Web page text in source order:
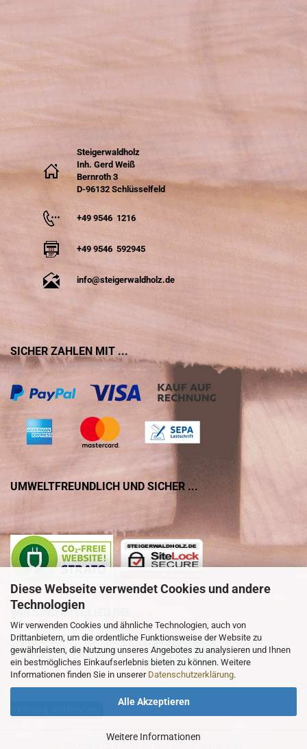
Diese Webseite verwendet Cookies und andere
Technologien
Wir verwenden Cookies und ähnliche Technologien, auch von
Drittanbietern, um die ordentliche Funktionsweise der Website zu
gewährleisten, die Nutzung unseres Angebotes zu analysieren und Ihnen
ein bestmögliches Einkaufserlebnis bieten zu können. Weitere
Informationen finden Sie in unserer Datenschutzerklärung.
Alle Akzeptieren
Weitere Informationen
Steigerwaldholz
Inh. Gerd Weiß
Bernroth 3
D-96132 Schlüsselfeld
+49 9546 1216
+49 9546 592945
info@steigerwaldholz.de
SICHER ZAHLEN MIT ...
UMWELTFREUNDLICH UND SICHER ...
WIR SIND MITGLIED BEI ...